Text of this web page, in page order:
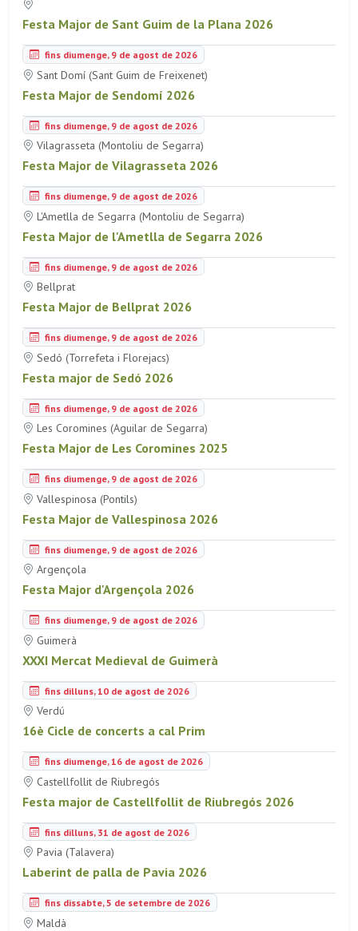
Festa Major de Sant Guim de la Plana 2026
fins diumenge, 9 de agost de 2026
Sant Domí (Sant Guim de Freixenet)
Festa Major de Sendomí 2026
fins diumenge, 9 de agost de 2026
Vilagrasseta (Montoliu de Segarra)
Festa Major de Vilagrasseta 2026
fins diumenge, 9 de agost de 2026
L'Ametlla de Segarra (Montoliu de Segarra)
Festa Major de l'Ametlla de Segarra 2026
fins diumenge, 9 de agost de 2026
Bellprat
Festa Major de Bellprat 2026
fins diumenge, 9 de agost de 2026
Sedó (Torrefeta i Florejacs)
Festa major de Sedó 2026
fins diumenge, 9 de agost de 2026
Les Coromines (Aguilar de Segarra)
Festa Major de Les Coromines 2025
fins diumenge, 9 de agost de 2026
Vallespinosa (Pontils)
Festa Major de Vallespinosa 2026
fins diumenge, 9 de agost de 2026
Argençola
Festa Major d'Argençola 2026
fins diumenge, 9 de agost de 2026
Guimerà
XXXI Mercat Medieval de Guimerà
fins dilluns, 10 de agost de 2026
Verdú
16è Cicle de concerts a cal Prim
fins diumenge, 16 de agost de 2026
Castellfollit de Riubregós
Festa major de Castellfollit de Riubregós 2026
fins dilluns, 31 de agost de 2026
Pavia (Talavera)
Laberint de palla de Pavia 2026
fins dissabte, 5 de setembre de 2026
Maldà